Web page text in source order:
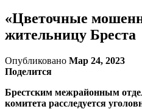
«Цветочные
жительницу Бреста
Опубликовано Мар 24, 2023
Поделится
Брестским межрайонным
комитета расследуется